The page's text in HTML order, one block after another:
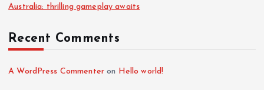
Australia: thrilling gameplay awaits
Recent Comments
A WordPress Commenter on Hello world!